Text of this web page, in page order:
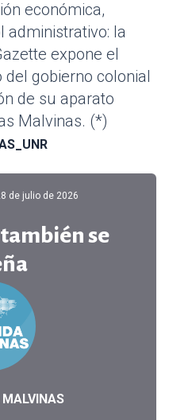
económica,
administrativo: la
expone el
gobierno colonial
de su aparato
Malvinas. (*)
de julio de 2026
se
MALVINAS